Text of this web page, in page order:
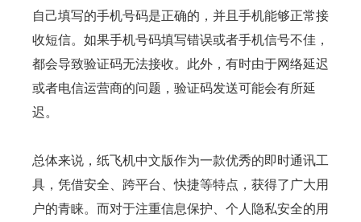
自己填写的手机号码是正确的，并且手机能够正常接
收短信。如果手机号码填写错误或者手机信号不佳，
都会导致验证码无法接收。此外，有时由于网络延迟
或者电信运营商的问题，验证码发送可能会有所延
迟。
总体来说，纸飞机中文版作为一款优秀的即时通讯工
具，凭借安全、跨平台、快捷等特点，获得了广大用
户的青睐。而对于注重信息保护、个人隐私安全的用